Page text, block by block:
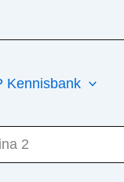
Kennisbank
2